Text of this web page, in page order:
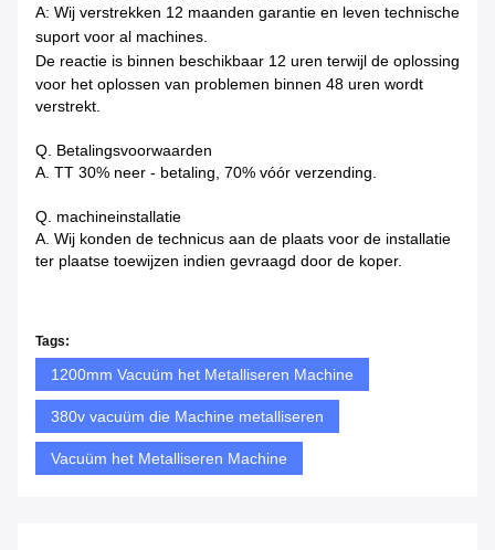
A: Wij verstrekken 12 maanden garantie en leven technische
suport voor al machines.
De reactie is binnen beschikbaar 12 uren terwijl de oplossing
voor het oplossen van problemen binnen 48 uren wordt
verstrekt.
Q. Betalingsvoorwaarden
A. TT 30% neer - betaling, 70% vóór verzending.
Q. machineinstallatie
A. Wij konden de technicus aan de plaats voor de installatie
ter plaatse toewijzen indien gevraagd door de koper.
Tags:
1200mm Vacuüm het Metalliseren Machine
380v vacuüm die Machine metalliseren
Vacuüm het Metalliseren Machine